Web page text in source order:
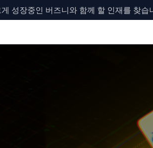
중인 버즈니와 함께 할 인재를 찾습니다